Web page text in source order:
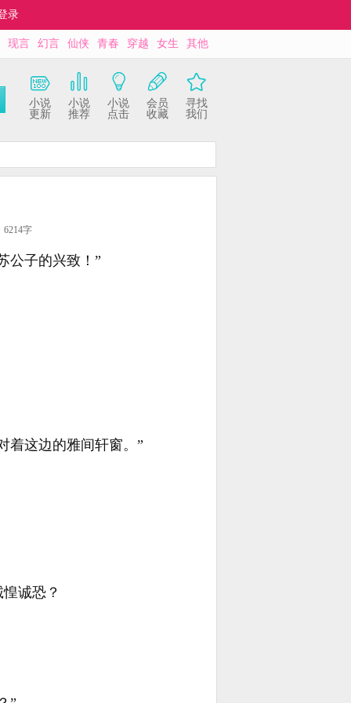
录
现言 幻言 仙侠 青春 穿越 女生 其他
小说
更新
小说
推荐
小说
点击
会员
收藏
寻找
我们
6214字
公子的兴致！”
着这边的雅间轩窗。”
诚恐？